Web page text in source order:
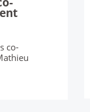
co-